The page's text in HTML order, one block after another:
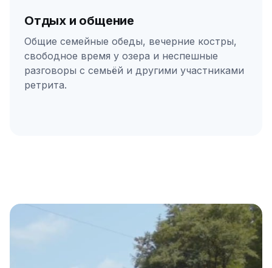
Отдых и общение
Общие семейные обеды, вечерние костры,
свободное время у озера и неспешные
разговоры с семьёй и другими участниками
ретрита.